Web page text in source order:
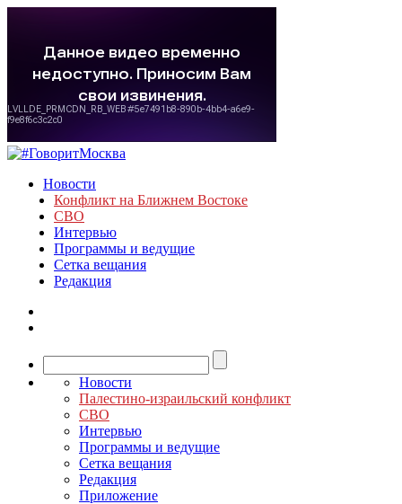
Новости
Конфликт на Ближнем Востоке
СВО
Интервью
Программы и ведущие
Сетка вещания
Редакция
Новости
Палестино-израильский конфликт
СВО
Интервью
Программы и ведущие
Сетка вещания
Редакция
Приложение